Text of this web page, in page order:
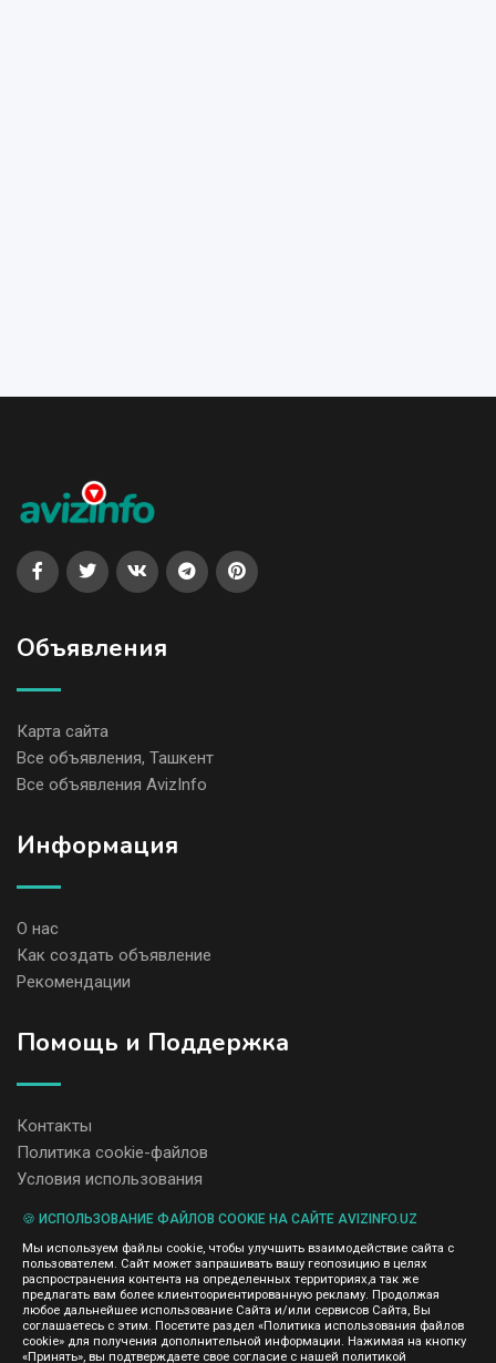
Объявления
Карта сайта
Все объявления, Ташкент
Все объявления AvizInfo
Информация
О нас
Как создать объявление
Рекомендации
Помощь и Поддержка
Контакты
Политика cookie-файлов
Условия использования
содержание размещенных объявлений.
Мы ценим конфиденциальность наших пользователей. Мы не
передаем и не продаем личную информацию зарегистрированных
пользователей AvizInfo.uz третьим лицам. Мы не отвечаем за
правила конфиденциальности сайтов на которые ссылается
AvizInfo.uz. На некоторых страницах нашего сайта представлена
реклама Google Adsense Advertising Network. Чтобы узнать
🍪 ИСПОЛЬЗОВАНИЕ ФАЙЛОВ COOKIE НА САЙТЕ AVIZINFO.UZ
Мы используем файлы cookie, чтобы улучшить взаимодействие сайта с
пользователем. Сайт может запрашивать вашу геопозицию в целях
распространения контента на определенных территориях,а так же
предлагать вам более клиентоориентированную рекламу. Продолжая
любое дальнейшее использование Сайта и/или сервисов Сайта, Вы
соглашаетесь с этим. Посетите раздел «Политика использования файлов
cookie» для получения дополнительной информации. Нажимая на кнопку
«Принять», вы подтверждаете свое согласие с нашей политикой